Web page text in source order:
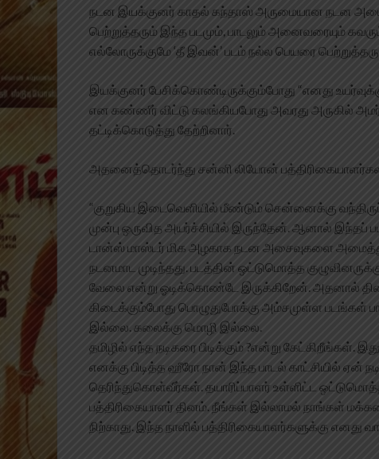
நடன இயக்குனர் காதல் கந்தாஸ் அருமையான நடன
பெற்றுத்தரும் இந்த படமும், பாடலும் அனைவரையும்
எல்லோருக்குமே ‘தீ இவன்’ படம் நல்ல பெயரை
இயக்குனர் பேசிக்கொண்டிருக்கும்போது “எனது
என கண்ணீர் விட்டு கலங்கியபோது அவரது அருகில்
தட்டிக்கொடுத்து தேற்றினார்.
அதனைத்தொடர்ந்து சன்னி லியோன்
“குறுகிய இடைவெளியில் மீண்டும் சென்னைக்கு
முன்பு ஒருவித அயர்ச்சியில் இருந்தேன். ஆனால் இந்தப்
டான்ஸ் மாஸ்டர் மிக அழகாக நடன அசைவுகளை
நடனமாட முடிந்தது. படத்தின் ஒட்டுமொத்த
வேலை என்று ஓடிக்கொண்டே இருக்கிறேன். அதனால்
கிடைக்கும்போது பொழுதுபோக்கு அம்சமுள்ள படங்கள்
இல்லை. கலைக்கு மொழி இல்லை.
தமிழில் எந்த நடிகரை பிடிக்கும் ?என்று கேட்கிறீங்கள்.
எனக்கு பிடித்த ஹீரோ நான் இந்த பாடல் காட்சியில் ஏன்
தெரிந்துகொள்வீர்கள். தயாரிப்பாளர் உள்ளிட்ட
பத்திரிகையாளர் தினம். நீங்கள் இல்லாமல் நாங்கள்
நிற்காது. இந்த நாளில் பத்திரிகையாளர்களுக்கு